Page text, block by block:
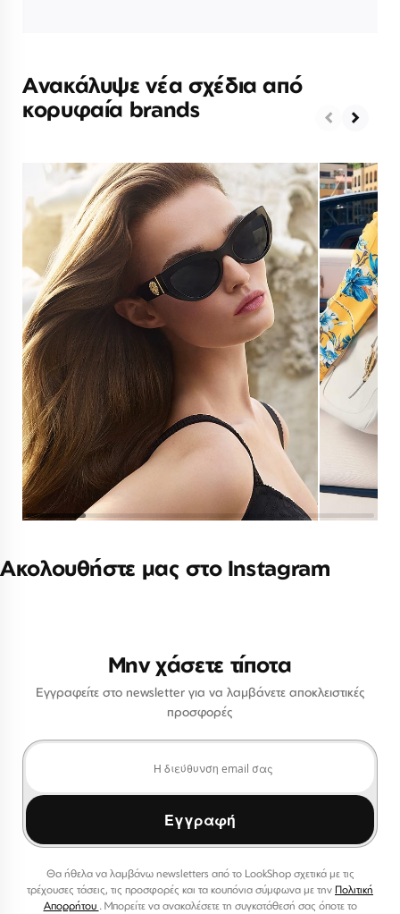
Ανακάλυψε νέα σχέδια από
κορυφαία brands
Ακολουθήστε μας στο Instagram
Μην χάσετε τίποτα
Εγγραφείτε στο newsletter για να λαμβάνετε αποκλειστικές
προσφορές
Εγγραφή
Θα ήθελα να λαμβάνω newsletters από το LookShop σχετικά με τις
τρέχουσες τάσεις, τις προσφορές και τα κουπόνια σύμφωνα με την Πολιτική
Απορρήτου . Μπορείτε να ανακαλέσετε τη συγκατάθεσή σας όποτε το